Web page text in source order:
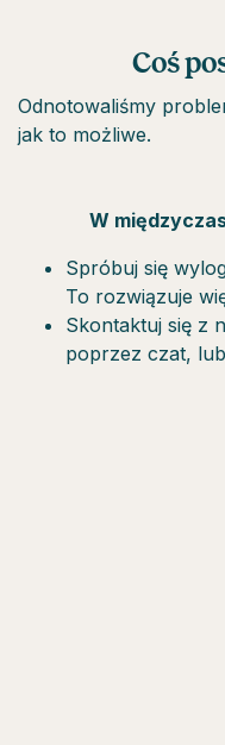
Coś
Odnotowaliśmy
jak to możliwe.
W
Spróbuj się
To rozwiązuje
Skontaktuj się z
poprzez czat,